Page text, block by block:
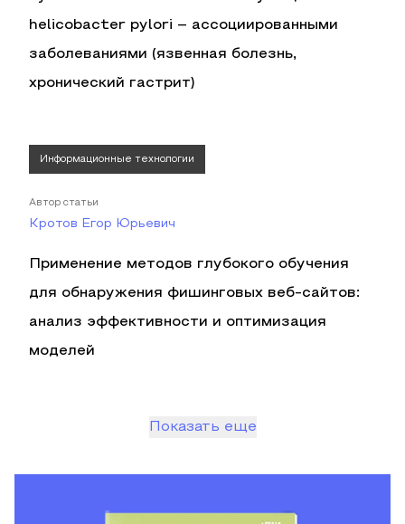
helicobacter pylori – ассоциированными
заболеваниями (язвенная болезнь,
хронический гастрит)
Информационные технологии
Автор статьи
Кротов Егор Юрьевич
Применение методов глубокого обучения
для обнаружения фишинговых веб-сайтов:
анализ эффективности и оптимизация
моделей
Показать еще